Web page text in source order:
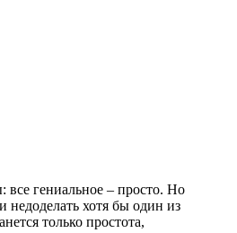
все гениальное – просто. Но
недоделать хотя бы один из
только простота,